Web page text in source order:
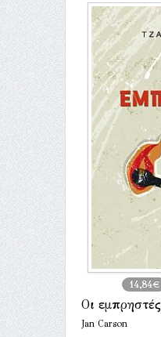
14,84€
Οι εμπρηστές
Jan Carson